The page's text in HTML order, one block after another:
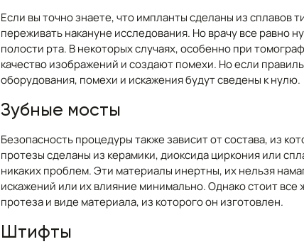
Если вы точно знаете, что импланты сделаны из сплавов
переживать накануне исследования. Но врачу все равно
полости рта. В некоторых случаях, особенно при
качество изображений и создают помехи. Но если
оборудования, помехи и искажения будут сведены к нулю.
Зубные мосты
Безопасность процедуры также зависит от состава, из
протезы сделаны из керамики, диоксида циркония или
никаких проблем. Эти материалы инертны, их нельзя
искажений или их влияние минимально. Однако стоит
протеза и виде материала, из которого он изготовлен.
Штифты